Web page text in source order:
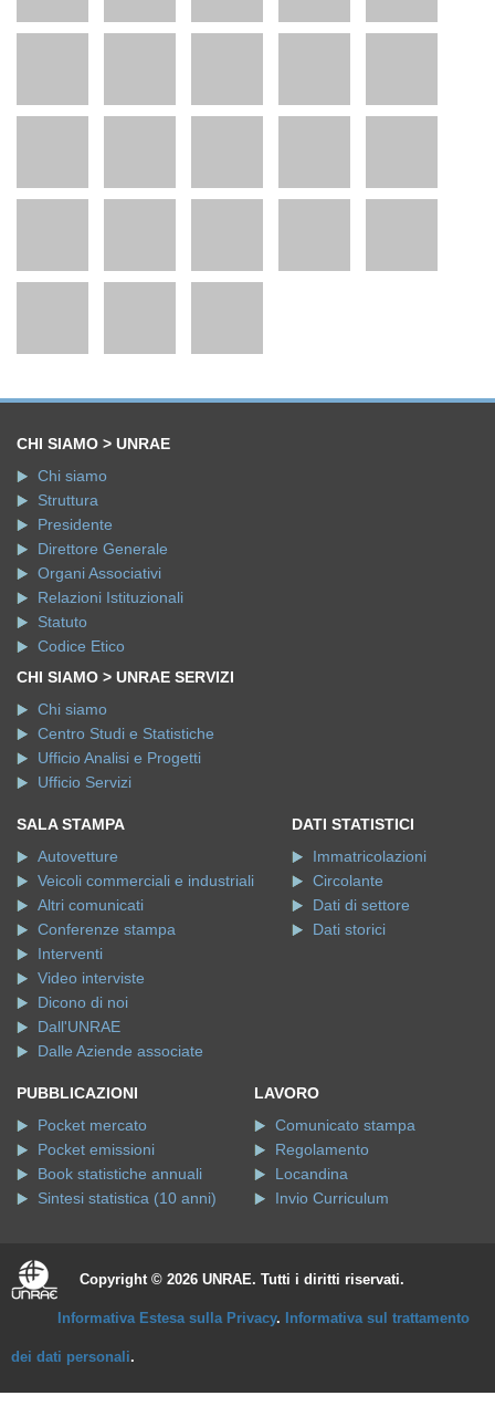
CHI SIAMO > UNRAE
Chi siamo
Struttura
Presidente
Direttore Generale
Organi Associativi
Relazioni Istituzionali
Statuto
Codice Etico
CHI SIAMO > UNRAE SERVIZI
Chi siamo
Centro Studi e Statistiche
Ufficio Analisi e Progetti
Ufficio Servizi
SALA STAMPA
Autovetture
Veicoli commerciali e industriali
Altri comunicati
Conferenze stampa
Interventi
Video interviste
Dicono di noi
Dall'UNRAE
Dalle Aziende associate
DATI STATISTICI
Immatricolazioni
Circolante
Dati di settore
Dati storici
PUBBLICAZIONI
Pocket mercato
Pocket emissioni
Book statistiche annuali
Sintesi statistica (10 anni)
LAVORO
Comunicato stampa
Regolamento
Locandina
Invio Curriculum
Copyright © 2026 UNRAE. Tutti i diritti riservati.
Informativa Estesa sulla Privacy. Informativa sul trattamento
dei dati personali.